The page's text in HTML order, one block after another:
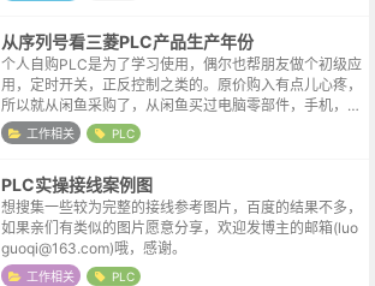
从序列号看三菱PLC产品生产年份
个人自购PLC是为了学习使用，偶尔也帮朋友做个初级应
用，定时开关，正反控制之类的。原价购入有点儿心疼，
所以就从闲鱼采购了，从闲鱼买过电脑零部件，手机，电
机等等，林林总总加起来50多次购物。遇到过一个骗运
费的，其他都是很好的卖家，很多拍...
工作相关 PLC
PLC实操接线案例图
想搜集一些较为完整的接线参考图片，百度的结果不多，
如果亲们有类似的图片愿意分享，欢迎发博主的邮箱(luo
guoqi@163.com)哦，感谢。
工作相关 PLC